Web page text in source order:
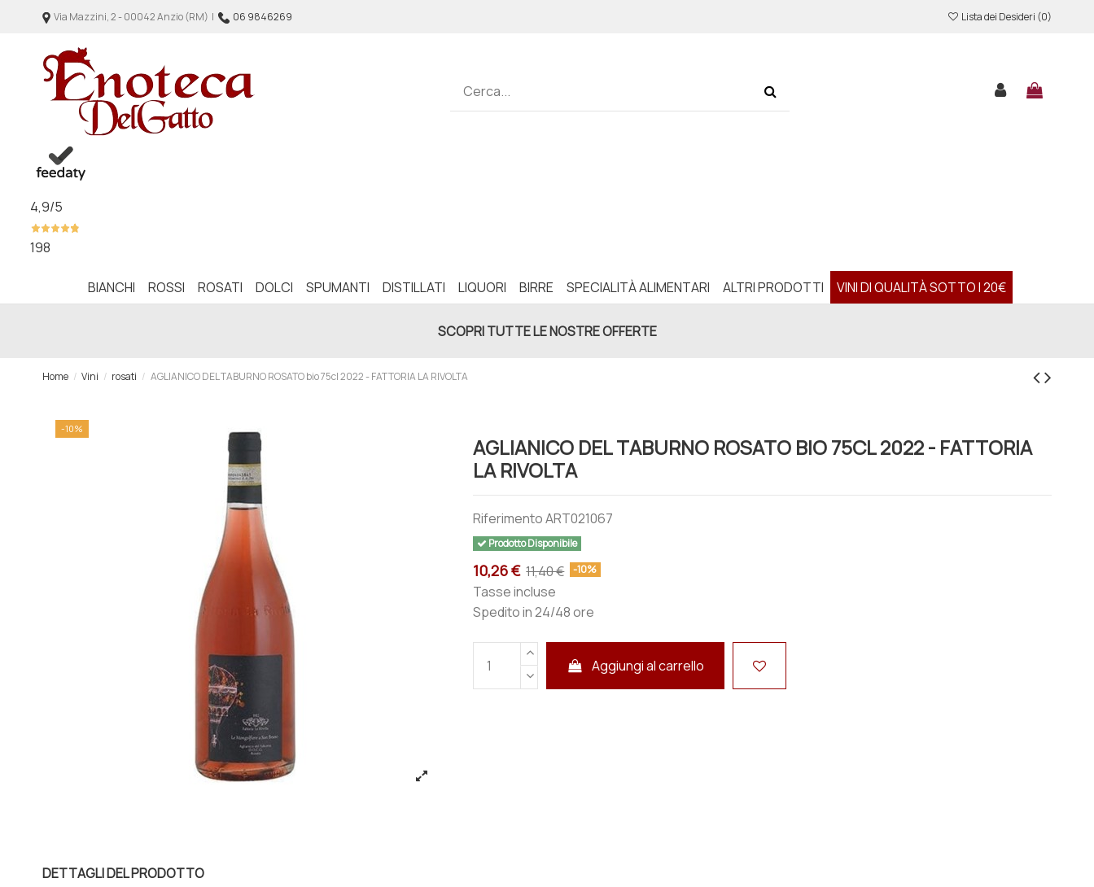
Via Mazzini, 2 - 00042 Anzio (RM) | 06 9846269 Lista dei Desideri (0)
4,9/5
198
BIANCHI ROSSI ROSATI DOLCI SPUMANTI DISTILLATI LIQUORI BIRRE SPECIALITÀ ALIMENTARI ALTRI PRODOTTI VINI DI QUALITÀ SOTTO I 20€
SCOPRI TUTTE LE NOSTRE OFFERTE
Home Vini rosati AGLIANICO DEL TABURNO ROSATO bio 75cl 2022 - FATTORIA LA RIVOLTA
-10%
AGLIANICO DEL TABURNO ROSATO BIO 75CL 2022 - FATTORIA
LA RIVOLTA
RiferimentoART021067
Prodotto Disponibile
10,26 € 11,40 € -10%
Tasse incluse
Spedito in 24/48 ore
Aggiungi al carrello
DETTAGLI DEL PRODOTTO